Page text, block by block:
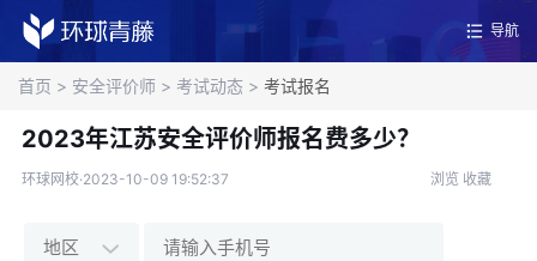
导航
首页 > 安全评价师 > 考试动态 > 考试报名
2023年江苏安全评价师报名费多少？
环球网校·2023-10-09 19:52:37 浏览 收藏